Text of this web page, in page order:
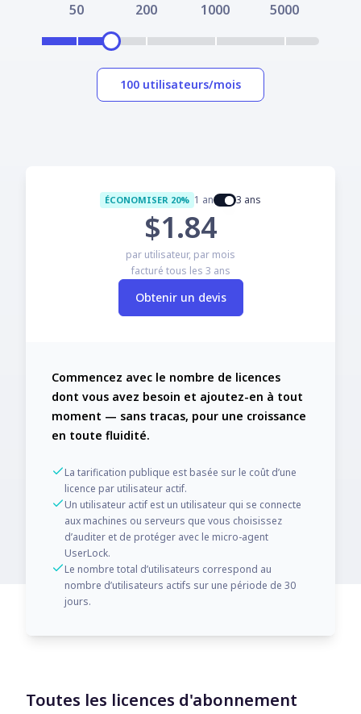
50 200 1000 5000
100 utilisateurs/mois
ÉCONOMISER 20% 1 an 3 ans
$1.84
par utilisateur, par mois
facturé tous les 3 ans
Obtenir un devis
Commencez avec le nombre de licences
dont vous avez besoin et ajoutez-en à tout
moment — sans tracas, pour une croissance
en toute fluidité.
La tarification publique est basée sur le coût d’une
licence par utilisateur actif.
Un utilisateur actif est un utilisateur qui se connecte
aux machines ou serveurs que vous choisissez
d’auditer et de protéger avec le micro-agent
UserLock.
Le nombre total d’utilisateurs correspond au
nombre d’utilisateurs actifs sur une période de 30
jours.
Toutes les licences d'abonnement